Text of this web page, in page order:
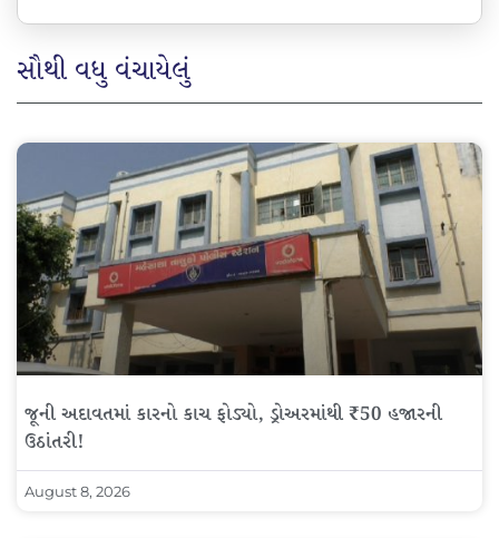
સૌથી વધુ વંચાયેલું
જૂની અદાવતમાં કારનો કાચ ફોડ્યો, ડ્રોઅરમાંથી ₹50 હજારની
ઉઠાંતરી!
August 8, 2026